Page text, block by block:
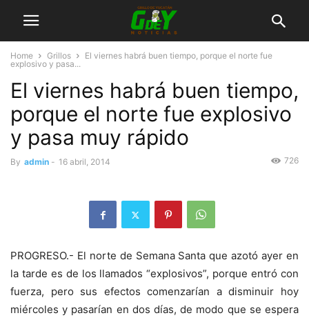
Home Grillos
El viernes habrá buen tiempo, porque el norte fue
explosivo y pasa...
El viernes habrá buen tiempo,
porque el norte fue explosivo
y pasa muy rápido
By admin - 16 abril, 2014 726
PROGRESO.- El norte de Semana Santa que azotó ayer en
la tarde es de los llamados “explosivos”, porque entró con
fuerza, pero sus efectos comenzarían a disminuir hoy
miércoles y pasarían en dos días, de modo que se espera